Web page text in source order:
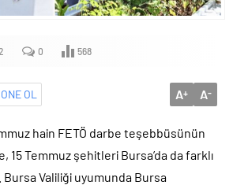
0 568
OL A+ A-
hain FETÖ darbe teşebbüsünün
15 Temmuz şehitleri Bursa’da da farklı
Bursa Valiliği uyumunda Bursa